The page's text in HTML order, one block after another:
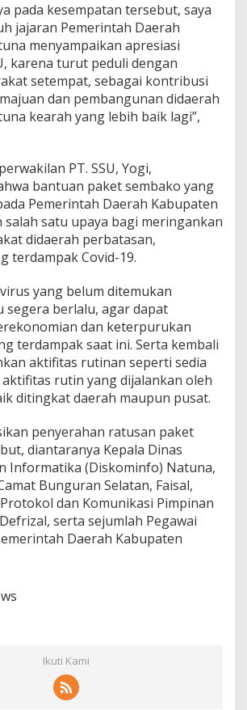
pada kesempatan tersebut, saya
jajaran Pemerintah Daerah
menyampaikan apresiasi
karena turut peduli dengan
setempat, sebagai kontribusi
dan pembangunan didaerah
kearah yang lebih baik lagi”,
PT. SSU, Yogi,
bantuan paket sembako yang
Pemerintah Daerah Kabupaten
salah satu upaya bagi meringankan
didaerah perbatasan,
terdampak Covid-19.
yang belum ditemukan
segera berlalu, agar dapat
dan keterpurukan
terdampak saat ini. Serta kembali
aktifitas rutinan seperti sedia
rutin yang dijalankan oleh
ditingkat daerah maupun pusat.
penyerahan ratusan paket
diantaranya Kepala Dinas
Informatika (Diskominfo) Natuna,
Bunguran Selatan, Faisal,
dan Komunikasi Pimpinan
serta sejumlah Pegawai
Daerah Kabupaten
Ikuti Kami